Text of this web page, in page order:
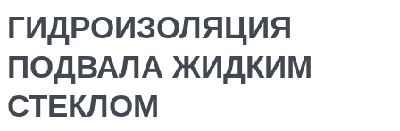
ГИДРОИЗОЛЯЦИЯ
ПОДВАЛА ЖИДКИМ
СТЕКЛОМ